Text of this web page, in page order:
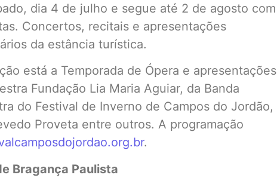
dia 4 de julho e segue até 2 de agosto com
Concertos, recitais e apresentações
da estância turística.
está a Temporada de Ópera e apresentações
Fundação Lia Maria Aguiar, da Banda
do Festival de Inverno de Campos do Jordão,
Proveta entre outros. A programação
.
Bragança Paulista